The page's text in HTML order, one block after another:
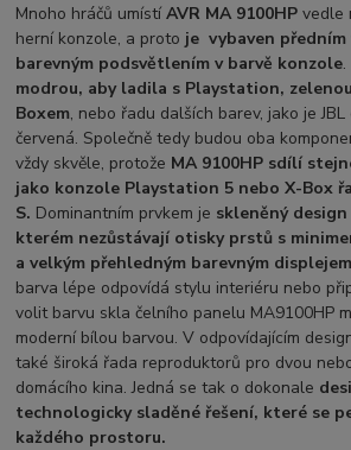
Mnoho hráčů umístíAVR MA 9100HP vedle
herní konzole, a proto je vybaven
barevným podsvětlením v barvě konzole.
modrou, aby ladila s Playstation,
Boxem, nebo řadu dalších barev, jako je
červená. Společně tedy budou oba
vždy skvěle, protože MA 9100HP sdílí
jako konzole Playstation 5 nebo X-Box
S. Dominantním prvkem je skleněný
kterém nezůstávají otisky prstů s
a velkým přehledným barevným displejem
barva lépe odpovídá stylu interiéru nebo
volit barvu skla čelního panelu MA9100HP
moderní bílou barvou. V odpovídajícím
také široká řada reproduktorů pro dvou
domácího kina. Jedná se tak o dokonale
technologicky sladěné řešení, které se
každého prostoru.